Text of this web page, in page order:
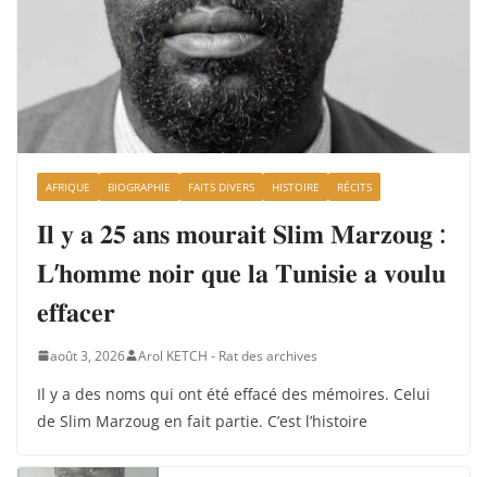
AFRIQUE BIOGRAPHIE FAITS DIVERS HISTOIRE RÉCITS
𝐈𝐥 𝐲 𝐚 𝟐𝟓 𝐚𝐧𝐬 𝐦𝐨𝐮𝐫𝐚𝐢𝐭 𝐒𝐥𝐢𝐦 𝐌𝐚𝐫𝐳𝐨𝐮𝐠 :
𝐋’𝐡𝐨𝐦𝐦𝐞 𝐧𝐨𝐢𝐫 𝐪𝐮𝐞 𝐥𝐚 𝐓𝐮𝐧𝐢𝐬𝐢𝐞 𝐚 𝐯𝐨𝐮𝐥𝐮
𝐞𝐟𝐟𝐚𝐜𝐞𝐫
août 3, 2026 Arol KETCH - Rat des archives
Il y a des noms qui ont été effacé des mémoires. Celui
de Slim Marzoug en fait partie. C’est l’histoire